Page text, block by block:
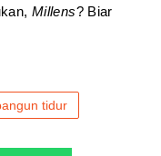
Millens? Biar
tidur